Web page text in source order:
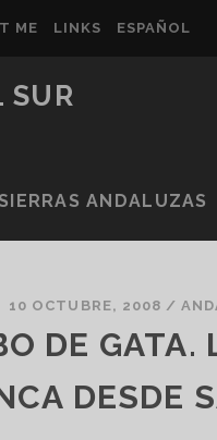
ME LINKS ESPAÑOL
SUR
ANDALUZAS
10 OCTUBRE, 2008 /
DE GATA.
DESDE